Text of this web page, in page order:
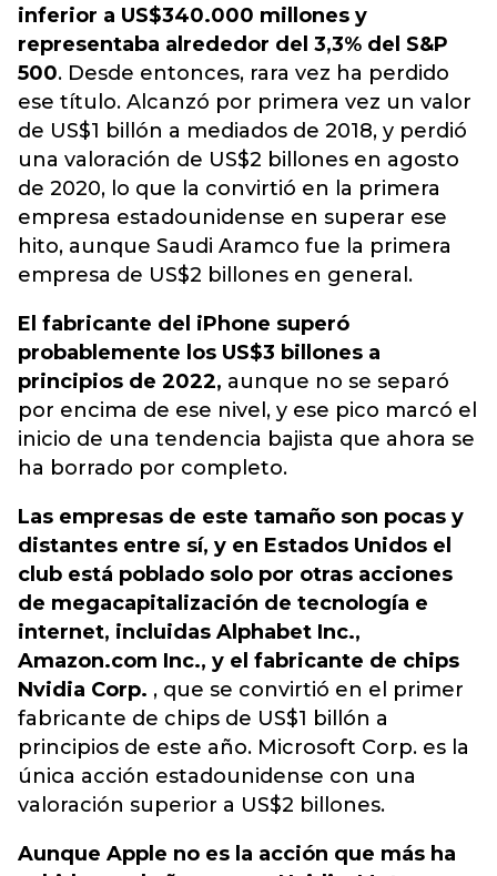
inferior a US$340.000 millones y
representaba alrededor del 3,3% del S&P
500. Desde entonces, rara vez ha perdido
ese título. Alcanzó por primera vez un valor
de US$1 billón a mediados de 2018, y perdió
una valoración de US$2 billones en agosto
de 2020, lo que la convirtió en la primera
empresa estadounidense en superar ese
hito, aunque Saudi Aramco fue la primera
empresa de US$2 billones en general.
El fabricante del iPhone superó
probablemente los US$3 billones a
principios de 2022, aunque no se separó
por encima de ese nivel, y ese pico marcó el
inicio de una tendencia bajista que ahora se
ha borrado por completo.
Las empresas de este tamaño son pocas y
distantes entre sí, y en Estados Unidos el
club está poblado solo por otras acciones
de megacapitalización de tecnología e
internet, incluidas Alphabet Inc.,
Amazon.com Inc., y el fabricante de chips
Nvidia Corp. , que se convirtió en el primer
fabricante de chips de US$1 billón a
principios de este año. Microsoft Corp. es la
única acción estadounidense con una
valoración superior a US$2 billones.
Aunque Apple no es la acción que más ha